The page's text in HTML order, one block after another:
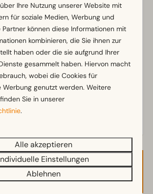
1
oben: 1
unten: 1
1
Zeig mehr ↓
und Preis
Ihre Nutzung unserer Website mit
für soziale Medien, Werbung und
Partner können diese Informationen mit
kombinieren, die Sie ihnen zur
haben oder die sie aufgrund Ihrer
gesammelt haben. Hiervon macht
wobei die Cookies für
Werbung genutzt werden. Weitere
Sie in unserer
.
Alle akzeptieren
Einstellungen
Ablehnen